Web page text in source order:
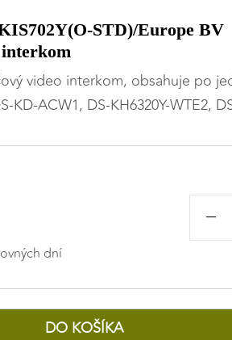
STD)/Europe BV
video interkom, obsahuje po
KD-ACW1, DS-KH6320Y-WTE2,
dní
−